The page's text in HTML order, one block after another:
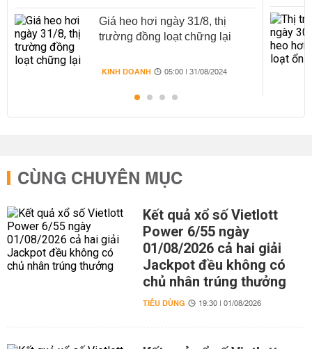
Giá heo hơi ngày 31/8, thị
trường đồng loạt chững lại
KINH DOANH 05:00 | 31/08/2024
CÙNG CHUYÊN MỤC
Kết quả xổ số Vietlott
Power 6/55 ngày
01/08/2026 cả hai giải
Jackpot đều không có
chủ nhân trúng thưởng
TIÊU DÙNG 19:30 | 01/08/2026